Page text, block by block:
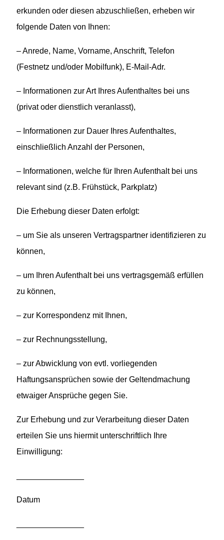
erkunden oder diesen abzuschließen, erheben wir
folgende Daten von Ihnen:
– Anrede, Name, Vorname, Anschrift, Telefon
(Festnetz und/oder Mobilfunk), E-Mail-Adr.
– Informationen zur Art Ihres Aufenthaltes bei uns
(privat oder dienstlich veranlasst),
– Informationen zur Dauer Ihres Aufenthaltes,
einschließlich Anzahl der Personen,
– Informationen, welche für Ihren Aufenthalt bei uns
relevant sind (z.B. Frühstück, Parkplatz)
Die Erhebung dieser Daten erfolgt:
– um Sie als unseren Vertragspartner identifizieren zu
können,
– um Ihren Aufenthalt bei uns vertragsgemäß erfüllen
zu können,
– zur Korrespondenz mit Ihnen,
– zur Rechnungsstellung,
– zur Abwicklung von evtl. vorliegenden
Haftungsansprüchen sowie der Geltendmachung
etwaiger Ansprüche gegen Sie.
Zur Erhebung und zur Verarbeitung dieser Daten
erteilen Sie uns hiermit unterschriftlich Ihre
Einwilligung:
Datum